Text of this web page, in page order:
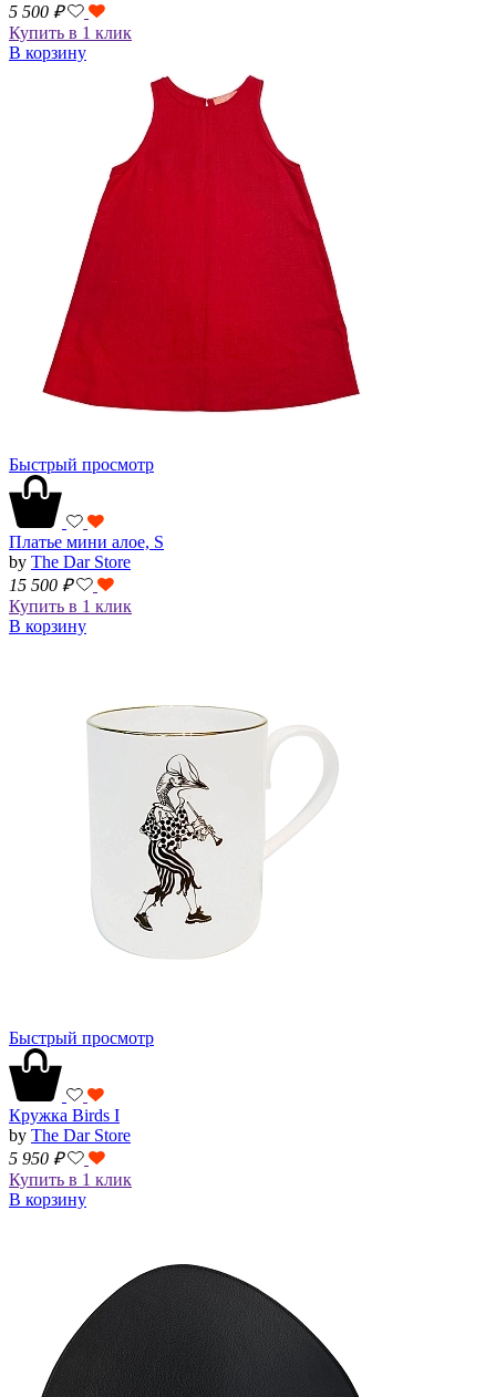
5 500 ₽
Купить в 1 клик
В корзину
Быстрый просмотр
Платье мини алое, S
by The Dar Store
15 500 ₽
Купить в 1 клик
В корзину
Быстрый просмотр
Кружка Birds I
by The Dar Store
5 950 ₽
Купить в 1 клик
В корзину